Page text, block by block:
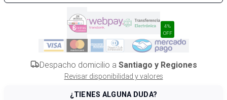
4%
OFF
Despacho domicilio a Santiago y Regiones
Revisar disponibilidad y valores
¿TIENES ALGUNA DUDA?